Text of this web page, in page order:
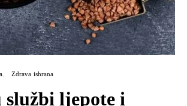
Zdrava ishrana
ljepote i